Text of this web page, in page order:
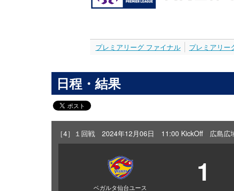
プレミアリーグ ファイナル プレミアリー
日程・結果
［4］１回戦 2024年12月06日 11:00 KickOff 広島広
ベガルタ仙台ユース 1